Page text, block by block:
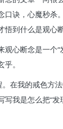
口诀，心魔秒杀
到什么是观心断
观心断念是一个“
。
。在我的戒色方
我是怎么把“发